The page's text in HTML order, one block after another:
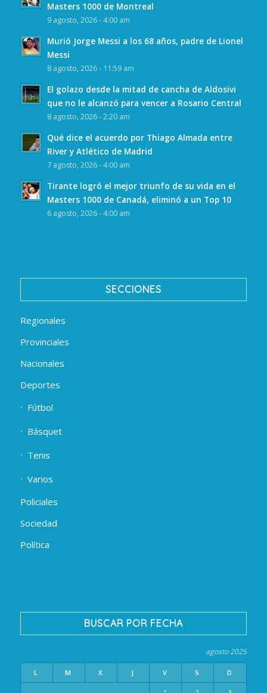
Masters 1000 de Montreal
9 agosto, 2026 - 4:00 am
Murió Jorge Messi a los 68 años, padre de Lionel
Messi
8 agosto, 2026 - 11:59 am
El golazo desde la mitad de cancha de Aldosivi
que no le alcanzó para vencer a Rosario Central
8 agosto, 2026 - 2:20 am
Qué dice el acuerdo por Thiago Almada entre
River y Atlético de Madrid
7 agosto, 2026 - 4:00 am
Tirante logró el mejor triunfo de su vida en el
Masters 1000 de Canadá, eliminó a un Top 10
6 agosto, 2026 - 4:00 am
SECCIONES
Regionales
Provinciales
Nacionales
Deportes
Fútbol
Básquet
Tenis
Varios
Policiales
Sociedad
Política
BUSCAR POR FECHA
agosto 2025
L M X J V S D